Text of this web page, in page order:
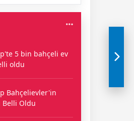
5 bin bahçeli ev
oldu
Bahçelievler'in
Belli Oldu